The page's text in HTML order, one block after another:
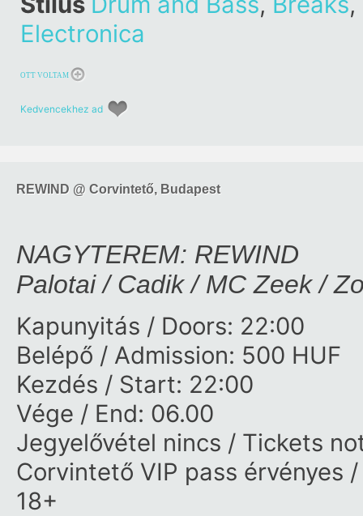
Electronica
OTT VOLTAM
Kedvencekhez ad
REWIND @ Corvintető, Budapest
NAGYTEREM: REWIND
Palotai / Cadik / MC Zeek /
Kapunyitás / Doors: 22:00
Belépő / Admission: 500 HUF
Kezdés / Start: 22:00
Vége / End: 06.00
Jegyelővétel nincs / Tickets
Corvintető VIP pass érvényes
18+